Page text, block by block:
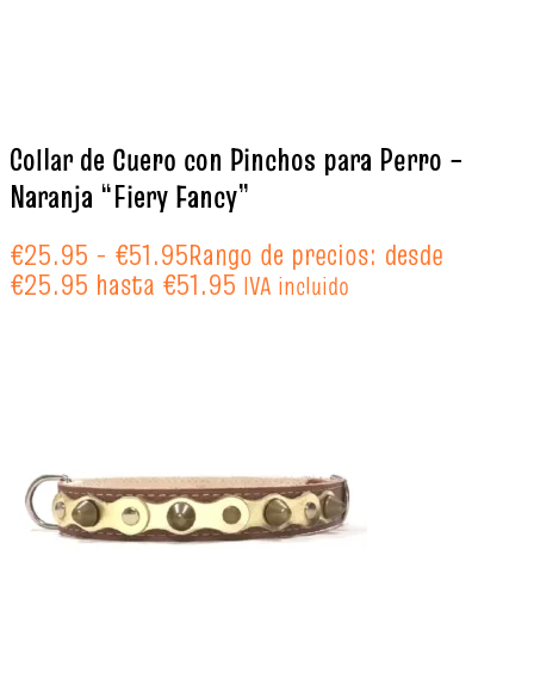
Collar de Cuero con Pinchos para Perro –
Naranja “Fiery Fancy”
€25.95 - €51.95Rango de precios: desde
€25.95 hasta €51.95 IVA incluido